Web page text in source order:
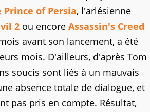
Prince of Persia, l'arlésienne
2 ou encore Assassin's Creed
avant son lancement, a été
mois. D'ailleurs, d'après Tom
soucis sont liés à un mauvais
absence totale de dialogue, et
pas pris en compte. Résultat,